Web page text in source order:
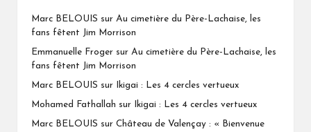
Marc BELOUIS sur Au cimetière du Père-Lachaise, les
fans fêtent Jim Morrison
Emmanuelle Froger sur Au cimetière du Père-Lachaise, les
fans fêtent Jim Morrison
Marc BELOUIS sur Ikigai : Les 4 cercles vertueux
Mohamed Fathallah sur Ikigai : Les 4 cercles vertueux
Marc BELOUIS sur Château de Valençay : « Bienvenue